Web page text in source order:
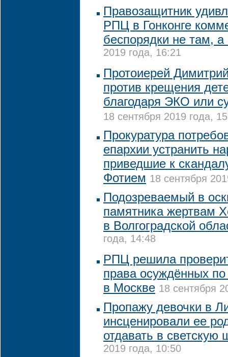
Правозащитник
РПЦ в Гонконге
беспорядки не там,
2019 года, 16:21
Протоиерей
против крещения
благодаря ЭКО или
18 сентября 2019 года,
Прокуратура
епархии устранить
приведшие к
Фотием 18 сентября
Подозреваемый в
памятника жертвам
в Волгоградской
года, 14:48
РПЦ решила
права осуждённых
в Москве 18 сентября
Пропажу девочки в
инсценировали ее
отдавать в светскую
2019 года, 10:50